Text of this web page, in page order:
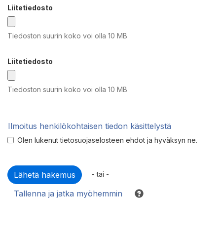
Liitetiedosto
Tiedoston suurin koko voi olla 10 MB
Liitetiedosto
Tiedoston suurin koko voi olla 10 MB
Ilmoitus henkilökohtaisen tiedon käsittelystä
Olen lukenut tietosuojaselosteen ehdot ja hyväksyn ne.
- tai -
Tallenna ja jatka myöhemmin